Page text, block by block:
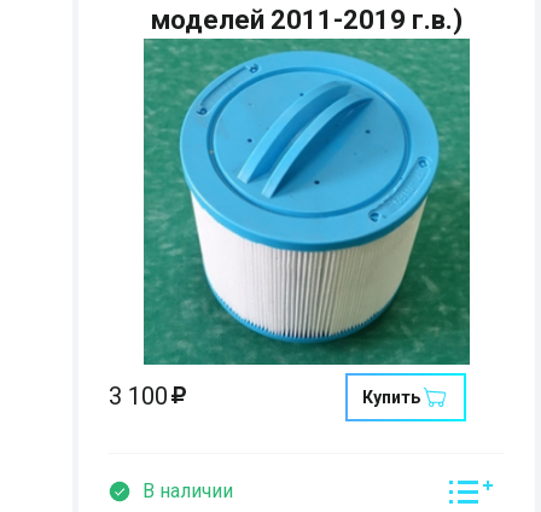
Страна:
Размеры:
Кол-во мест:
моделей 2011-2019 г.в.)
3 100 Купить
В наличии